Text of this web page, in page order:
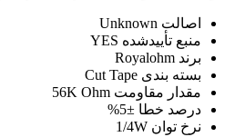
اصالت Unknown
منبع تأیید‌شده YES
برند Royalohm
بسته بندی Cut Tape
مقدار مقاومت 56K Ohm
درصد خطا ±5%
نرخ توان 1/4W